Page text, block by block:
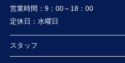
営業時間： 9：00～18：00
定休日： 水曜日
スタッフ